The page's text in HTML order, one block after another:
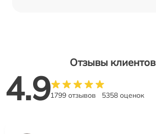
Отзывы клиентов
4.91799 отзывов 5358 оценок